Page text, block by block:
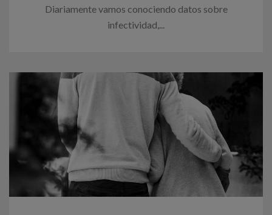
Diariamente vamos conociendo datos sobre
infectividad,...